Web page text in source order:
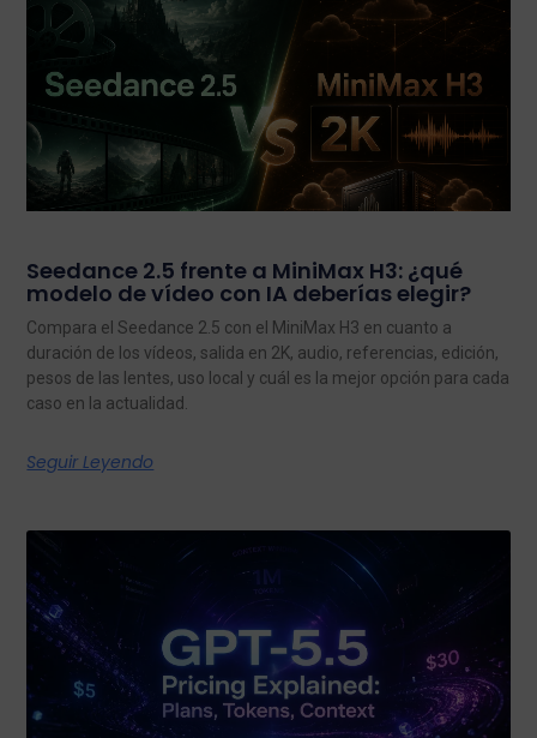
Seedance 2.5 frente a MiniMax H3: ¿qué
modelo de vídeo con IA deberías elegir?
Compara el Seedance 2.5 con el MiniMax H3 en cuanto a
duración de los vídeos, salida en 2K, audio, referencias, edición,
pesos de las lentes, uso local y cuál es la mejor opción para cada
caso en la actualidad.
Seguir Leyendo